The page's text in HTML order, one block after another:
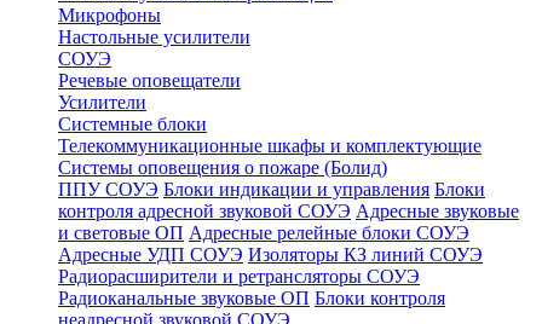
Микрофоны
Настольные усилители
СОУЭ
Речевые оповещатели
Усилители
Системные блоки
Телекоммуникационные шкафы и комплектующие
Системы оповещения о пожаре (Болид)
ППУ СОУЭ Блоки индикации и управления Блоки
контроля адресной звуковой СОУЭ Адресные звуковые
и световые ОП Адресные релейные блоки СОУЭ
Адресные УДП СОУЭ Изоляторы КЗ линий СОУЭ
Радиорасширители и ретрансляторы СОУЭ
Радиоканальные звуковые ОП Блоки контроля
неадресной звуковой СОУЭ